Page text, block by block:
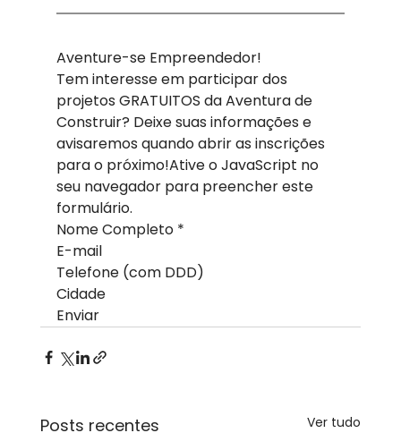
Aventure-se Empreendedor!
Tem interesse em participar dos
projetos GRATUITOS da Aventura de
Construir? Deixe suas informações e
avisaremos quando abrir as inscrições
para o próximo!Ative o JavaScript no
seu navegador para preencher este
formulário.
Nome Completo *
E-mail
Telefone (com DDD)
Cidade
Enviar
Posts recentes Ver tudo